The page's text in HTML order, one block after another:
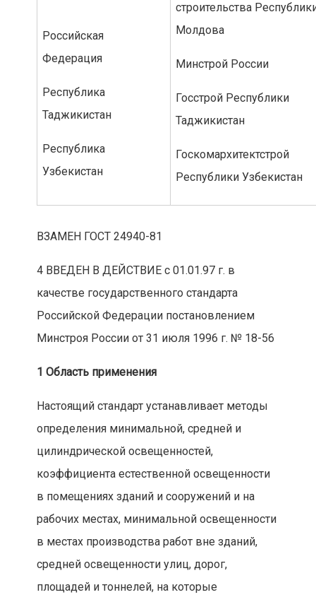
Российская
Федерация
Республика
Таджикистан
Республика
Узбекистан
строительства
Молдова
Минстрой России
Госстрой Республики
Таджикистан
Госкомархитектстрой
Республики Узбекистан
ВЗАМЕН ГОСТ 24940-81
4 ВВЕДЕН В ДЕЙСТВИЕ с 01.01.97 г. в
качестве государственного стандарта
Российской Федерации постановлением
Минстроя России от 31 июля 1996 г. № 18-56
1 Область применения
Настоящий стандарт устанавливает методы
определения минимальной, средней и
цилиндрической освещенностей,
коэффициента естественной освещенности
в помещениях зданий и сооружений и на
рабочих местах, минимальной освещенности
в местах производства работ вне зданий,
средней освещенности улиц, дорог,
площадей и тоннелей, на которые